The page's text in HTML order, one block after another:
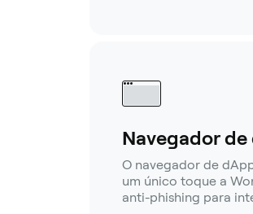
Navegador
O navegador de
um único toque a
anti-phishing para